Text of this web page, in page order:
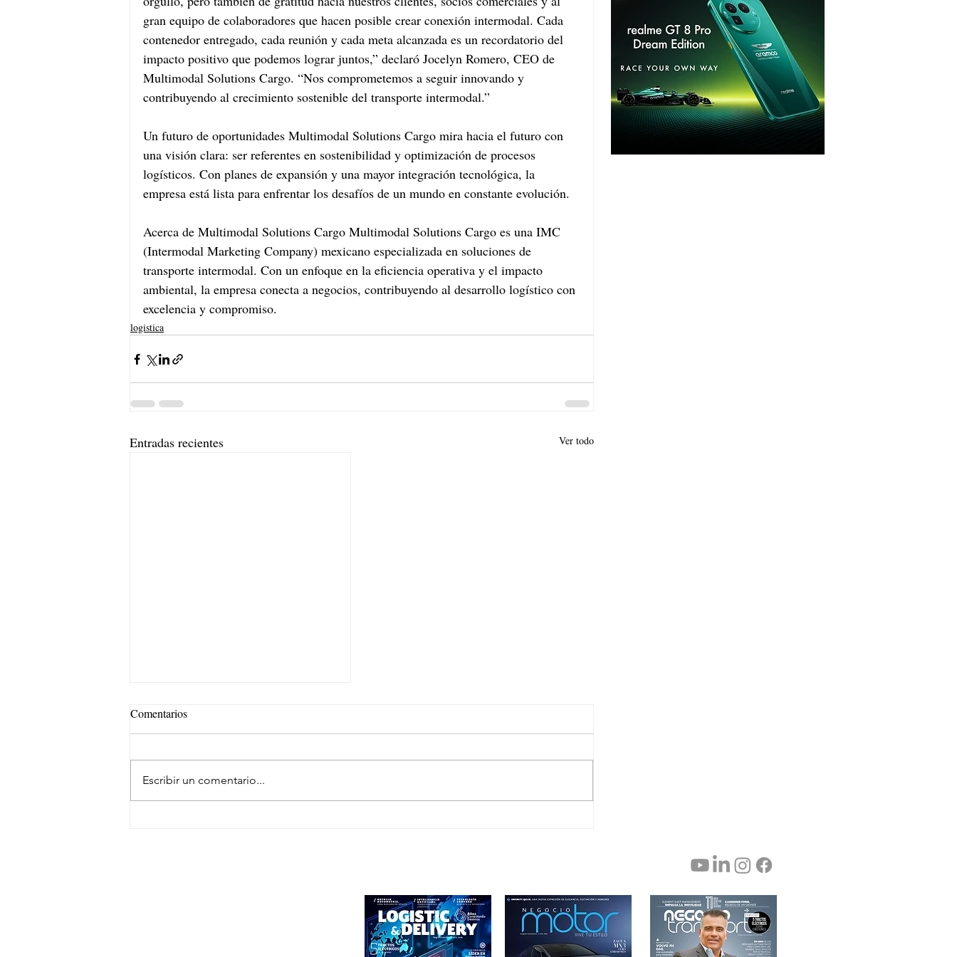
gran equipo de colaboradores que hacen posible crear conexión intermodal. Cada
contenedor entregado, cada reunión y cada meta alcanzada es un recordatorio del
impacto positivo que podemos lograr juntos,” declaró Jocelyn Romero, CEO de
Multimodal Solutions Cargo. “Nos comprometemos a seguir innovando y
contribuyendo al crecimiento sostenible del transporte intermodal.”
Un futuro de oportunidades Multimodal Solutions Cargo mira hacia el futuro con
una visión clara: ser referentes en sostenibilidad y optimización de procesos
logísticos. Con planes de expansión y una mayor integración tecnológica, la
empresa está lista para enfrentar los desafíos de un mundo en constante evolución.
Acerca de Multimodal Solutions Cargo Multimodal Solutions Cargo es una IMC
(Intermodal Marketing Company) mexicano especializada en soluciones de
transporte intermodal. Con un enfoque en la eficiencia operativa y el impacto
ambiental, la empresa conecta a negocios, contribuyendo al desarrollo logístico con
excelencia y compromiso.
logistica
Entradas recientes Ver todo
Comentarios
Escribir un comentario...